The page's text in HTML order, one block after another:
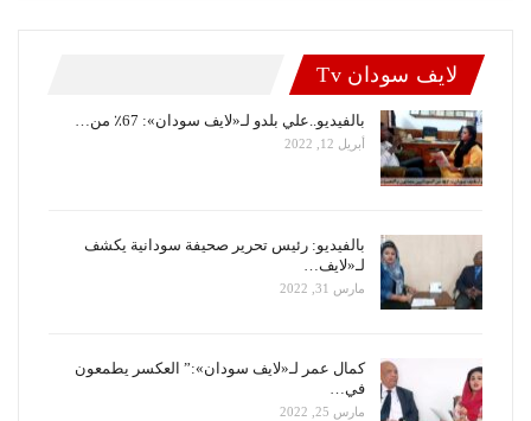
لايف سودان Tv
بالفيديو..علي بلدو لـ«لايف سودان»: 67٪ من…
أبريل 12, 2022
بالفيديو: رئيس تحرير صحيفة سودانية يكشف
لـ«لايف…
مارس 31, 2022
كمال عمر لـ«لايف سودان»:” العكسر يطمعون
في…
مارس 25, 2022